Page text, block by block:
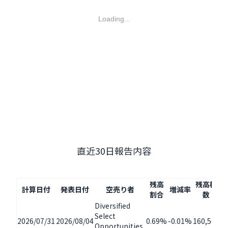
Loading...
直近30日報告内容
計算日付 発表日付 空売り者
残高
割合 増減率 残高株
数
2026/07/31 2026/08/04
Diversified
Select
Opportunities, 0.69% -0.01% 160,500